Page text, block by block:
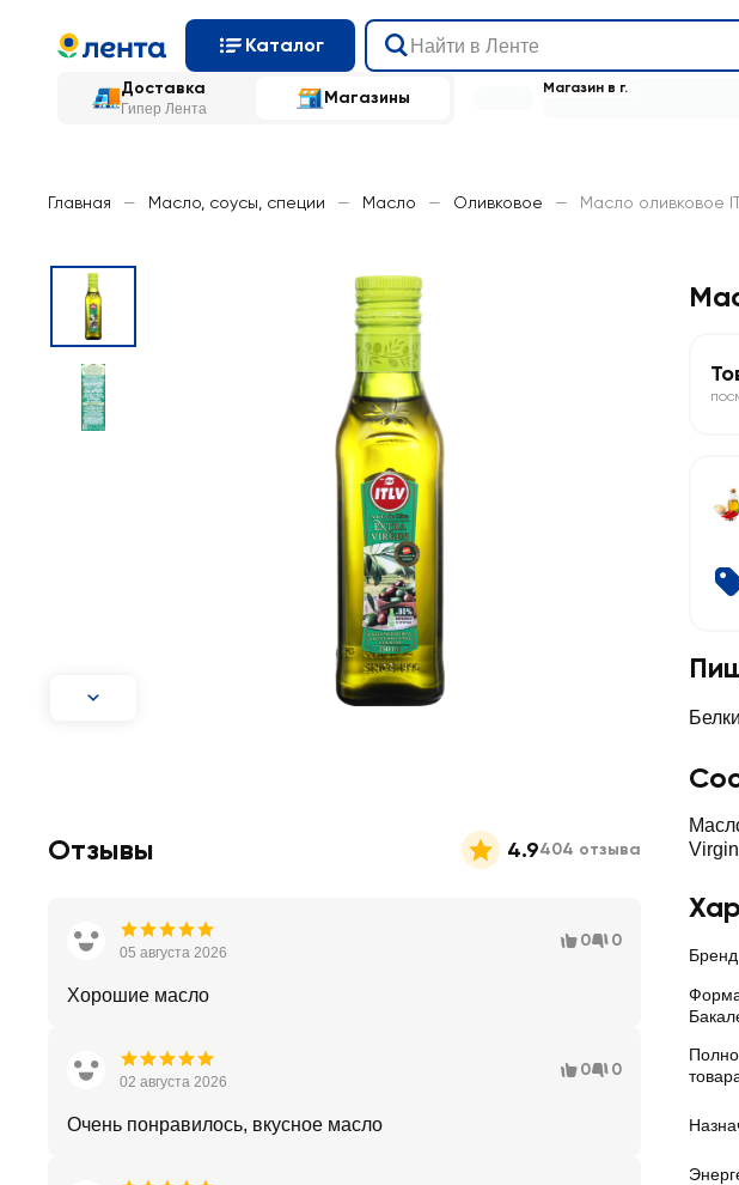
Каталог
Доставка
Гипер Лента
Магазины Магазин в г.
Главная — Масло, соусы, специи — Масло — Оливковое — Масло оливковое
Бренд
Отзывы 4.9404 отзыва
05 августа 2026
0 0
Хорошие масло
02 августа 2026
0 0
Очень понравилось, вкусное масло